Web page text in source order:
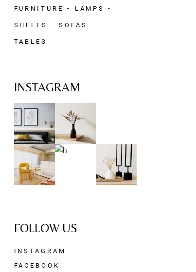
FURNITURE LAMPS
SHELFS SOFAS
TABLES
INSTAGRAM
FOLLOW US
INSTAGRAM
FACEBOOK